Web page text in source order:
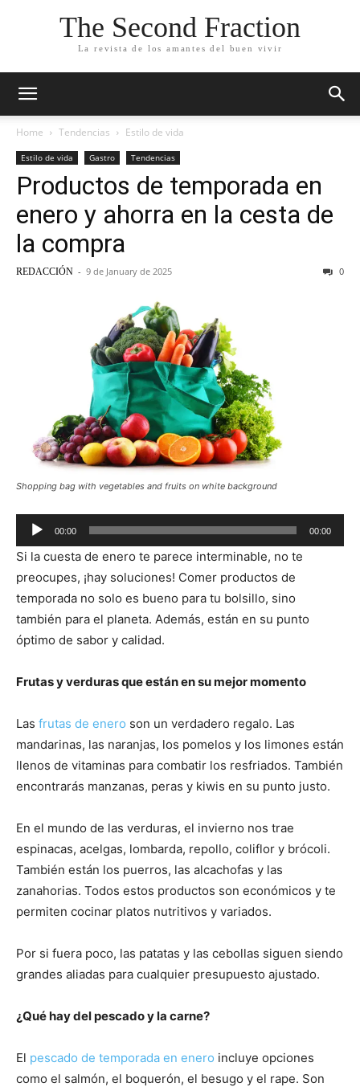
The Second Fraction
La revista de los amantes del buen vivir
Home Tendencias Estilo de vida
Estilo de vida Gastro Tendencias
Productos de temporada en
enero y ahorra en la cesta de
la compra
REDACCIÓN - 9 de January de 2025 0
Shopping bag with vegetables and fruits on white background
Audio
Player
00:00 00:00
Si la cuesta de enero te parece interminable, no te
preocupes, ¡hay soluciones! Comer productos de
temporada no solo es bueno para tu bolsillo, sino
también para el planeta. Además, están en su punto
óptimo de sabor y calidad.
Frutas y verduras que están en su mejor momento
Las frutas de enero son un verdadero regalo. Las
mandarinas, las naranjas, los pomelos y los limones están
llenos de vitaminas para combatir los resfriados. También
encontrarás manzanas, peras y kiwis en su punto justo.
En el mundo de las verduras, el invierno nos trae
espinacas, acelgas, lombarda, repollo, coliflor y brócoli.
También están los puerros, las alcachofas y las
zanahorias. Todos estos productos son económicos y te
permiten cocinar platos nutritivos y variados.
Por si fuera poco, las patatas y las cebollas siguen siendo
grandes aliadas para cualquier presupuesto ajustado.
¿Qué hay del pescado y la carne?
El pescado de temporada en enero incluye opciones
como el salmón, el boquerón, el besugo y el rape. Son